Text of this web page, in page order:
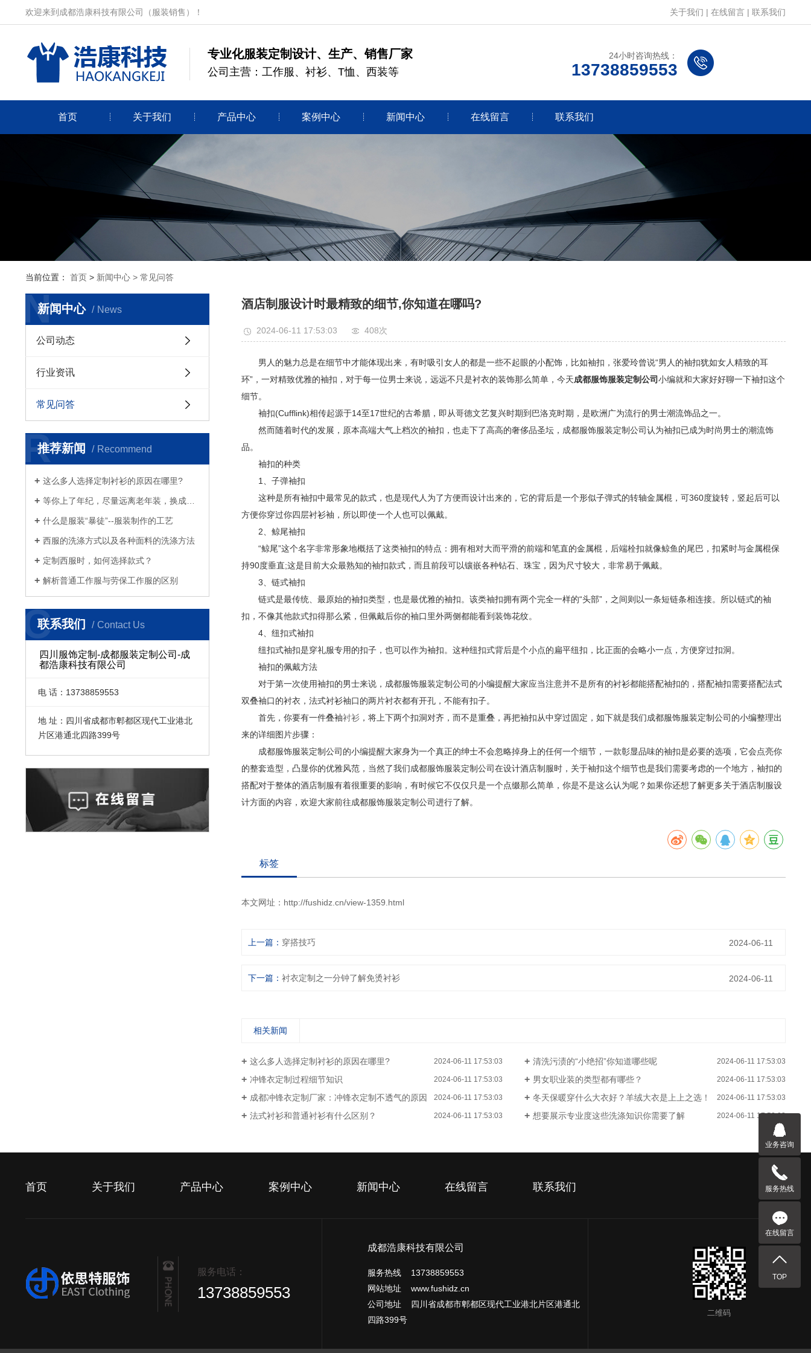
欢迎来到成都浩康科技有限公司（服装销售）！ 关于我们 | 在线留言 | 联系我们
专业化服装定制设计、生产、销售厂家
公司主营：工作服、衬衫、T恤、西装等
24小时咨询热线：
13738859553
首页 关于我们 产品中心 案例中心 新闻中心 在线留言 联系我们
当前位置： 首页 > 新闻中心 > 常见问答
新闻中心 News
N
公司动态
行业资讯
常见问答
推荐新闻 Recommend
R
这么多人选择定制衬衫的原因在哪里?
等你上了年纪，尽量远离老年装，换成白衬衫、浅西服和奶奶风衣吧
什么是服装“暴徒”--服装制作的工艺
西服的洗涤方式以及各种面料的洗涤方法
定制西服时，如何选择款式？
解析普通工作服与劳保工作服的区别
联系我们 Contact Us
C
四川服饰定制-成都服装定制公司-成
都浩康科技有限公司
电 话：13738859553
地 址：四川省成都市郫都区现代工业港北
片区港通北四路399号
酒店制服设计时最精致的细节,你知道在哪吗?
2024-06-11 17:53:03 408次
男人的魅力总是在细节中才能体现出来，有时吸引女人的都是一些不起眼的小配饰，比如袖扣，张爱玲曾说“男人的袖扣犹如女人精致的耳
环”，一对精致优雅的袖扣，对于每一位男士来说，远远不只是衬衣的装饰那么简单，今天成都服饰服装定制公司小编就和大家好好聊一下袖扣这个
细节。
袖扣(Cufflink)相传起源于14至17世纪的古希腊，即从哥德文艺复兴时期到巴洛克时期，是欧洲广为流行的男士潮流饰品之一。
然而随着时代的发展，原本高端大气上档次的袖扣，也走下了高高的奢侈品圣坛，成都服饰服装定制公司认为袖扣已成为时尚男士的潮流饰
品。
袖扣的种类
1、子弹袖扣
这种是所有袖扣中最常见的款式，也是现代人为了方便而设计出来的，它的背后是一个形似子弹式的转轴金属棍，可360度旋转，竖起后可以
方便你穿过你四层衬衫袖，所以即使一个人也可以佩戴。
2、鲸尾袖扣
“鲸尾”这个名字非常形象地概括了这类袖扣的特点：拥有相对大而平滑的前端和笔直的金属棍，后端栓扣就像鲸鱼的尾巴，扣紧时与金属棍保
持90度垂直;这是目前大众最熟知的袖扣款式，而且前段可以镶嵌各种钻石、珠宝，因为尺寸较大，非常易于佩戴。
3、链式袖扣
链式是最传统、最原始的袖扣类型，也是最优雅的袖扣。该类袖扣拥有两个完全一样的“头部”，之间则以一条短链条相连接。所以链式的袖
扣，不像其他款式扣得那么紧，但佩戴后你的袖口里外两侧都能看到装饰花纹。
4、纽扣式袖扣
纽扣式袖扣是穿礼服专用的扣子，也可以作为袖扣。这种纽扣式背后是个小点的扁平纽扣，比正面的会略小一点，方便穿过扣洞。
袖扣的佩戴方法
对于第一次使用袖扣的男士来说，成都服饰服装定制公司的小编提醒大家应当注意并不是所有的衬衫都能搭配袖扣的，搭配袖扣需要搭配法式
双叠袖口的衬衣，法式衬衫袖口的两片衬衣都有开孔，不能有扣子。
首先，你要有一件叠袖衬衫，将上下两个扣洞对齐，而不是重叠，再把袖扣从中穿过固定，如下就是我们成都服饰服装定制公司的小编整理出
来的详细图片步骤：
成都服饰服装定制公司的小编提醒大家身为一个真正的绅士不会忽略掉身上的任何一个细节，一款彰显品味的袖扣是必要的选项，它会点亮你
的整套造型，凸显你的优雅风范，当然了我们成都服饰服装定制公司在设计酒店制服时，关于袖扣这个细节也是我们需要考虑的一个地方，袖扣的
搭配对于整体的酒店制服有着很重要的影响，有时候它不仅仅只是一个点缀那么简单，你是不是这么认为呢？如果你还想了解更多关于酒店制服设
计方面的内容，欢迎大家前往成都服饰服装定制公司进行了解。
标签
本文网址： http://fushidz.cn/view-1359.html
上一篇： 穿搭技巧 2024-06-11
下一篇： 衬衣定制之一分钟了解免烫衬衫 2024-06-11
相关新闻
这么多人选择定制衬衫的原因在哪里? 2024-06-11 17:53:03 清洗污渍的“小绝招”你知道哪些呢 2024-06-11 17:53:03
冲锋衣定制过程细节知识 2024-06-11 17:53:03 男女职业装的类型都有哪些？ 2024-06-11 17:53:03
成都冲锋衣定制厂家：冲锋衣定制不透气的原因 2024-06-11 17:53:03 冬天保暖穿什么大衣好？羊绒大衣是上上之选！ 2024-06-11 17:53:03
法式衬衫和普通衬衫有什么区别？ 2024-06-11 17:53:03 想要展示专业度这些洗涤知识你需要了解 2024-06-11 17:53:03
首页 关于我们 产品中心 案例中心 新闻中心 在线留言 联系我们
服务电话：
13738859553
成都浩康科技有限公司
服务热线 13738859553
网站地址 www.fushidz.cn
公司地址 四川省成都市郫都区现代工业港北片区港通北
四路399号
二维码
业务咨询
服务热线
在线留言
TOP